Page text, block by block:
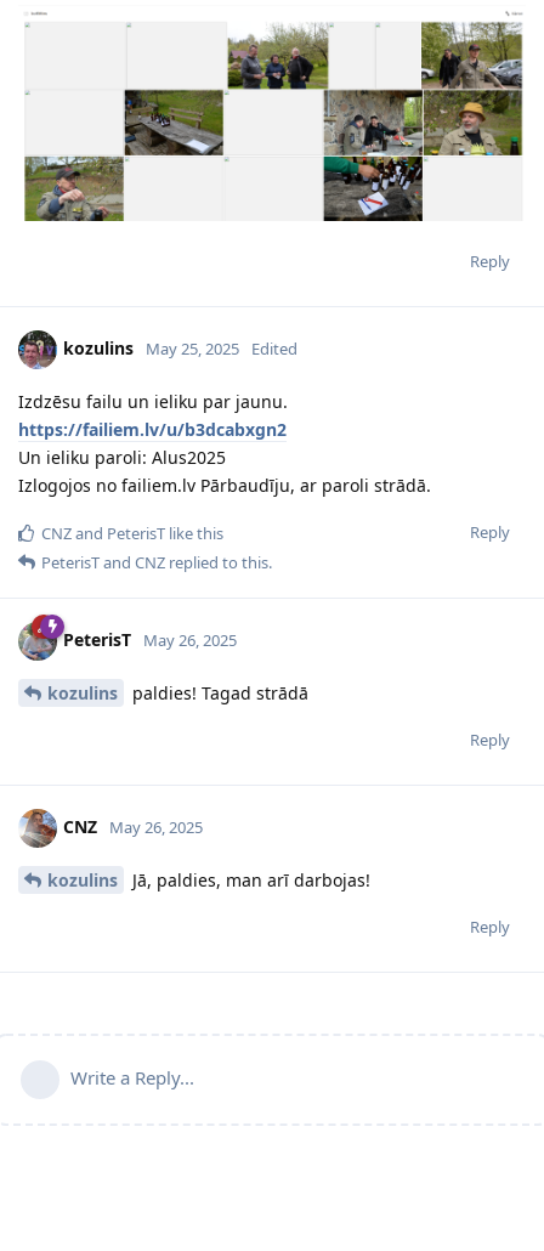
Reply
kozulins May 25, 2025 Edited
Izdzēsu failu un ieliku par jaunu.
https://failiem.lv/u/b3dcabxgn2
Un ieliku paroli: Alus2025
Izlogojos no failiem.lv Pārbaudīju, ar paroli strādā.
Reply
CNZand PeterisT like this
PeterisTand CNZ replied to this.
PeterisT May 26, 2025
kozulins paldies! Tagad strādā
Reply
CNZ May 26, 2025
kozulins Jā, paldies, man arī darbojas!
Reply
Write a Reply...